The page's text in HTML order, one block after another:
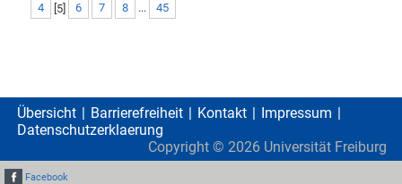
4
[5] 6 7 8 ... 45
Übersicht Barrierefreiheit Kontakt
Impressum
Datenschutzerklaerung
Copyright © 2026 Universität Freiburg
Facebook